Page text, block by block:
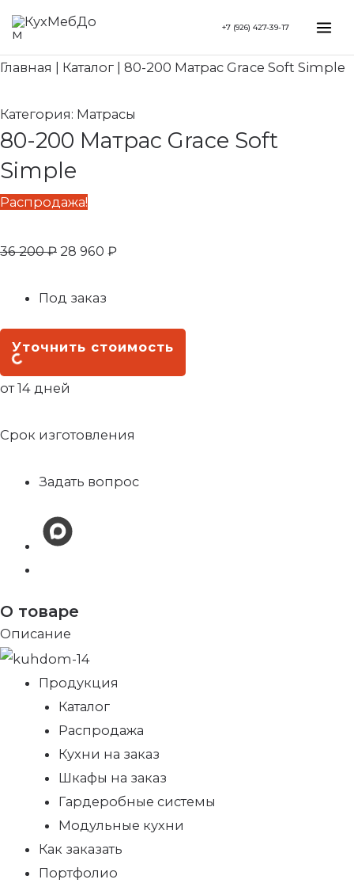
Перейти
содержимому
+7 (926) 427-39-17
Главная Каталог 80-200 Матрас Grace Soft Simple
Категория: Матрасы
80-200 Матрас Grace Soft
Simple
Распродажа!
36 200₽
Первоначальная
составляла
200 ₽.
28 960 ₽
28
Под заказ
Уточнить стоимость
от 14 дней
Срок изготовления
Задать вопрос
О товаре
Описание
Продукция
Каталог
Распродажа
Кухни на заказ
Шкафы на заказ
Гардеробные системы
Модульные кухни
Как заказать
Портфолио